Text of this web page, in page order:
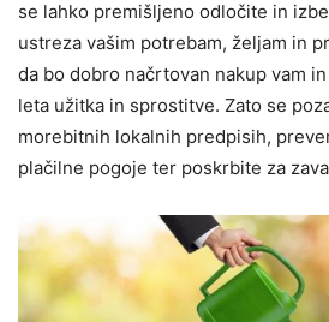
se lahko premišljeno odločite in
ustreza vašim potrebam, željam in
da bo dobro načrtovan nakup vam
leta užitka in sprostitve. Zato se
morebitnih lokalnih predpisih,
plačilne pogoje ter poskrbite za